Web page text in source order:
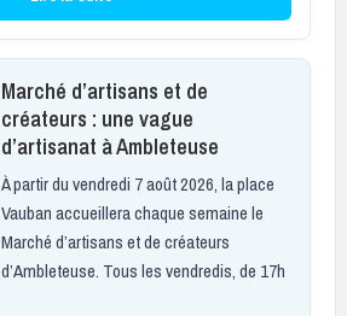
Marché d’artisans et de
créateurs : une vague
d’artisanat à Ambleteuse
À partir du vendredi 7 août 2026, la place
Vauban accueillera chaque semaine le
Marché d’artisans et de créateurs
d’Ambleteuse. Tous les vendredis, de 17h